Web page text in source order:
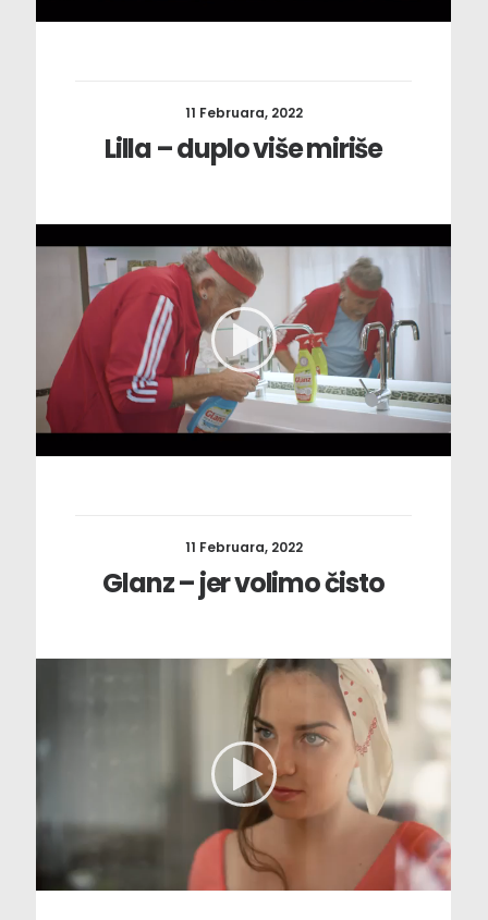
11 Februara, 2022
Lilla – duplo više miriše
11 Februara, 2022
Glanz – jer volimo čisto